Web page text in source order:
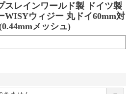
スレインワールド製 ドイツ製
WISYウィジー 丸ドイ60mm対
メッシュ)